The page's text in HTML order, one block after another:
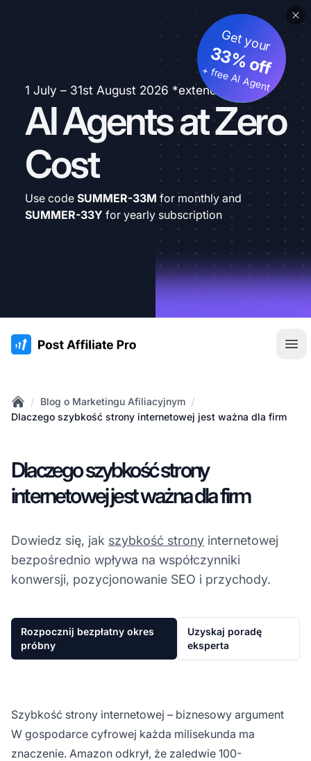
1 July – 31st August 2026 *extended
AI Agents at Zero
Cost
Get your
33% off
+ free AI Agent
Use code SUMMER-33M for monthly and
SUMMER-33Y for yearly subscription
:site.title
Home
/ Blog o Marketingu Afiliacyjnym /
Dlaczego szybkość strony internetowej jest ważna dla firm
Dlaczego szybkość strony
internetowej jest ważna dla firm
Dowiedz się, jak szybkość strony internetowej
bezpośrednio wpływa na współczynniki
konwersji, pozycjonowanie SEO i przychody.
Rozpocznij bezpłatny okres
próbny
Uzyskaj poradę
eksperta
Szybkość strony internetowej – biznesowy argument
W gospodarce cyfrowej każda milisekunda ma
znaczenie. Amazon odkrył, że zaledwie 100-